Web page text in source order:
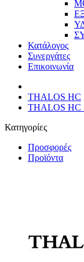
Κατάλογος
Συνεργάτες
Επικοινωνία
THALOS HC
THALOS HC
Κατηγορίες
Προσφορές
Προϊόντα